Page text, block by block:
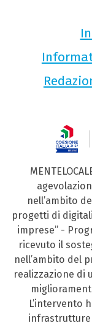
nell’ambito
progetti di
imprese” -
ricevuto il
nell’ambito del
realizzazione di
L’intervento
infrastrutture